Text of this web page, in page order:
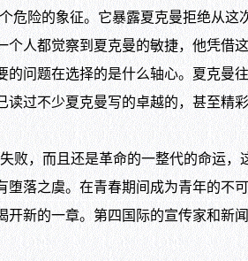
险的象征。它暴露夏克曼拒绝从这
人都觉察到夏克曼的敏捷，他凭借
问题在选择的是什么轴心。夏克曼
过不少夏克曼写的卓越的，甚至精
而且还是革命的一整代的命运，
落之虞。在青春期间成为青年的不
新的一章。第四国际的宣传家和新